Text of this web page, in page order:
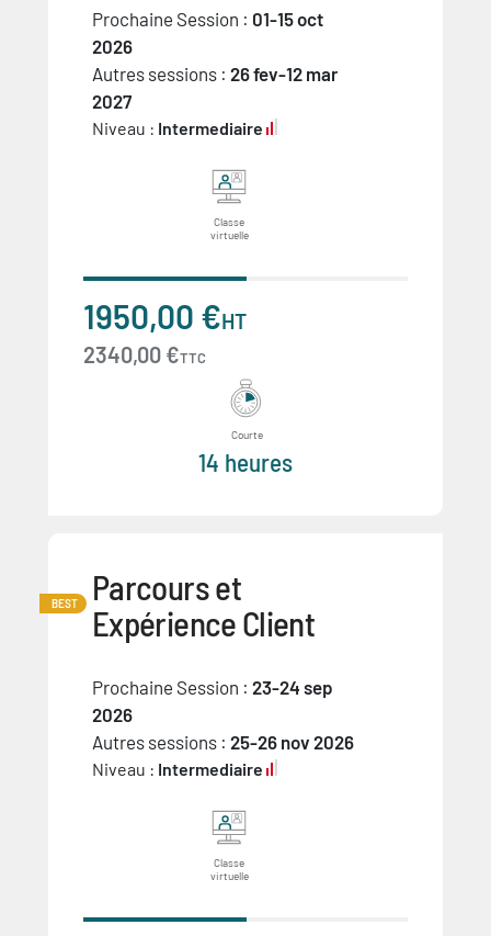
Prochaine Session : 01-15 oct
2026
Autres sessions : 26 fev-12 mar
2027
Niveau : Intermediaire
Classe
virtuelle
1950,00 €HT
2340,00 €TTC
Courte
14 heures
BEST
Parcours et
Expérience Client
Prochaine Session : 23-24 sep
2026
Autres sessions : 25-26 nov 2026
Niveau : Intermediaire
Classe
virtuelle